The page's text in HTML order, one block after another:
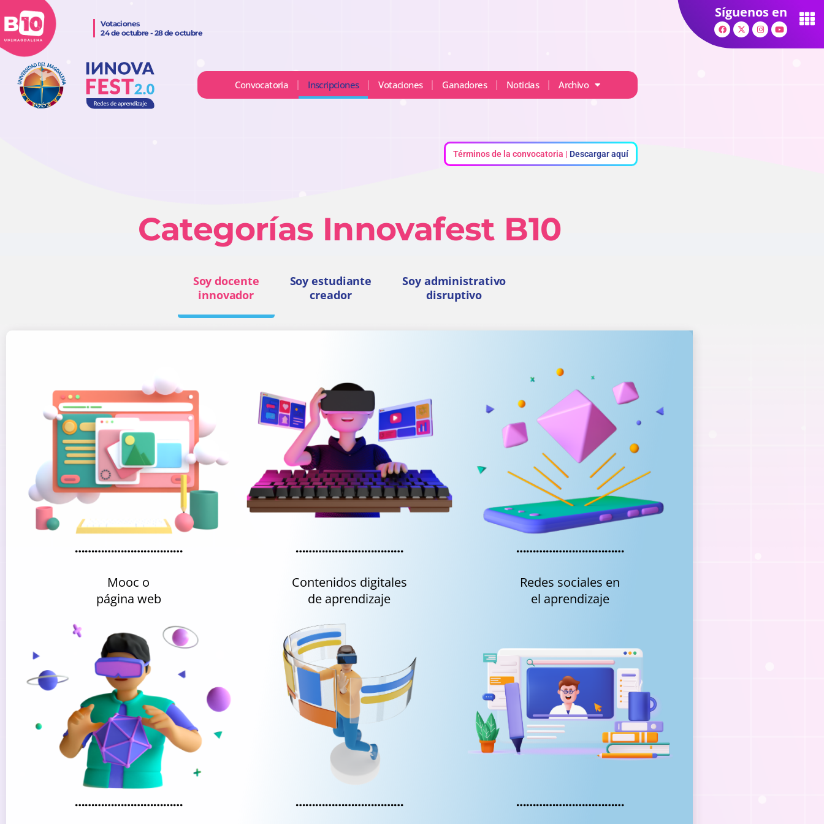
Votaciones
24 de octubre - 28 de octubre
Síguenos en
Convocatoria Inscripciones Votaciones Ganadores Noticias Archivo
Términos de la convocatoria | Descargar aquí
Categorías Innovafest B10
Soy docente
innovador
Soy estudiante
creador
Soy administrativo
disruptivo
……………………………
Mooc o
página web
……………………………
Contenidos digitales
de aprendizaje
……………………………
Redes sociales en
el aprendizaje
…………………………… …………………………… ……………………………